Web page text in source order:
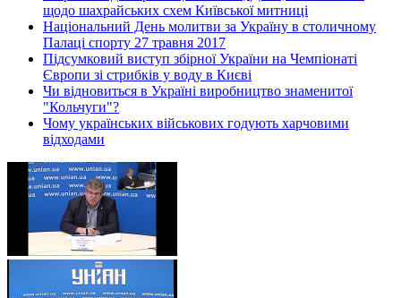
щодо шахрайських схем Київської митниці
Національний День молитви за Україну в столичному
Палаці спорту 27 травня 2017
Підсумковий виступ збірної України на Чемпіонаті
Європи зі стрибків у воду в Києві
Чи відновиться в Україні виробництво знаменитої
"Кольчуги"?
Чому українських військових годують харчовими
відходами